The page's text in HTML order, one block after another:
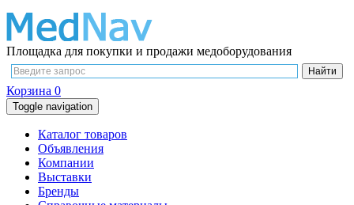
Площадка для покупки и продажи медоборудования
Корзина 0
Toggle navigation
Каталог товаров
Объявления
Компании
Выставки
Бренды